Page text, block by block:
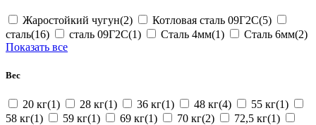
Жаростойкий чугун(2)
Котловая сталь 09Г2С(5)
сталь(16)
сталь 09Г2С(1) Сталь 4мм(1)
Сталь 6мм(2)
Показать все
Вес
20 кг(1) 28 кг(1) 36 кг(1) 48 кг(4)
55 кг(1)
58 кг(1)
59 кг(1) 69 кг(1) 70 кг(2)
72,5 кг(1)